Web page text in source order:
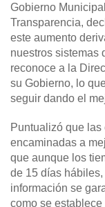
Gobierno
Transparencia,
este aumento
nuestros sistemas
reconoce a la
su Gobierno, lo
seguir dando el
Puntualizó que
encaminadas a
que aunque los
de 15 días
información se
como se